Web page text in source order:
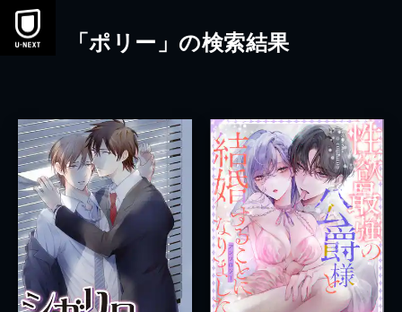
本文へスキップ
「ポリー」の検索結果